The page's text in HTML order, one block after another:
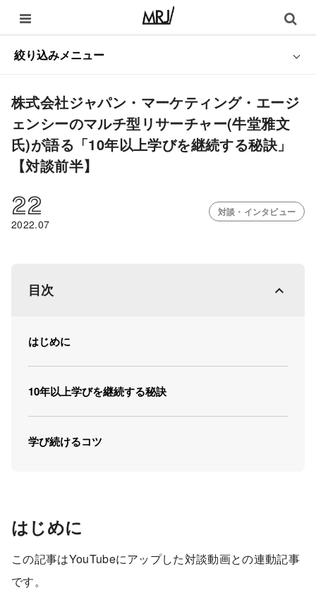
絞り込みメニュー
株式会社ジャパン・マーケティング・エージ
ェンシーのマルチ型リサーチャー(牛堂雅文
氏)が語る「10年以上学びを継続する秘訣」
【対談前半】
22
2022.07
対談・インタビュー
目次
はじめに
10年以上学びを継続する秘訣
学び続けるコツ
はじめに
この記事はYouTubeにアップした対談動画との連動記事
です。